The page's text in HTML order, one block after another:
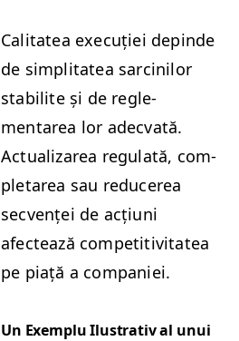
Cal­i­tatea exe­cuției depinde
de sim­pli­tatea sarcinilor
sta­bilite și de regle­
mentarea lor adec­vată.
Actu­alizarea reg­u­lată, com­
pletarea sau reduc­erea
secvenței de acți­u­ni
afectează com­pet­i­tiv­i­tatea
pe piață a companiei.
Un Exem­plu Ilus­tra­tiv al unui